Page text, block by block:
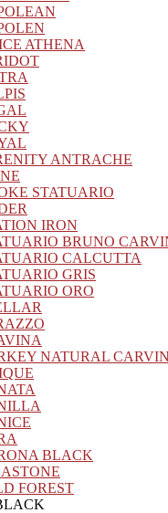
ATHENA
ANTRACHE
STATUARIO
IRON
BRUNO
CALCUTTA
GRIS
ORO
NATURAL
BLACK
FOREST